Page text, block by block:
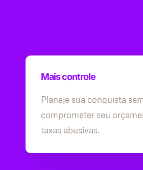
Mais controle
Planeje sua conquista
comprometer seu
taxas abusivas.